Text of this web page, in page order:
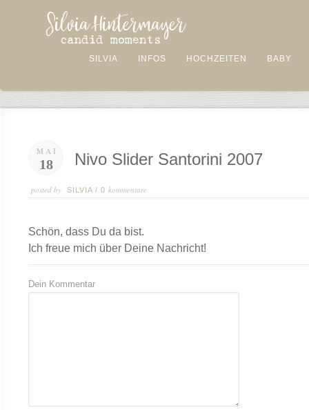
SILVIA INFOS HOCHZEITEN BABY
MAI
18 Nivo Slider Santorini 2007
posted by SILVIA / 0 kommentare
Schön, dass Du da bist.
Ich freue mich über Deine Nachricht!
Dein Kommentar